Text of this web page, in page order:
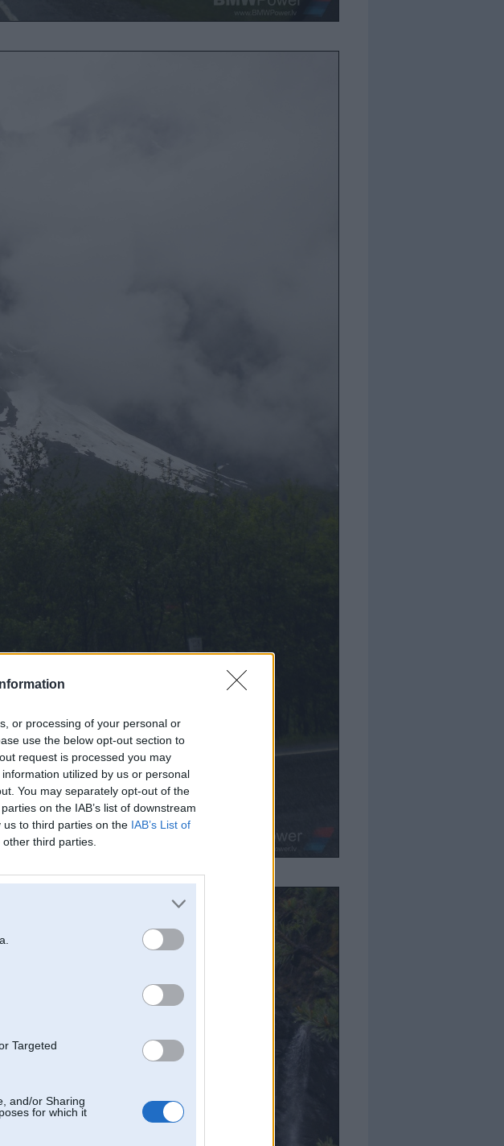
or processing of your personal or
use the below opt-out section to
request is processed you may
utilized by us or personal
You may separately opt-out of the
on the IAB’s list of downstream
to third parties on the IAB’s List of
third parties.
Targeted
and/or Sharing
for which it